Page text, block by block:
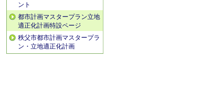
ント
都市計画マスタープラン立地
適正化計画特設ページ
秩父市都市計画マスタープラ
ン・立地適正化計画